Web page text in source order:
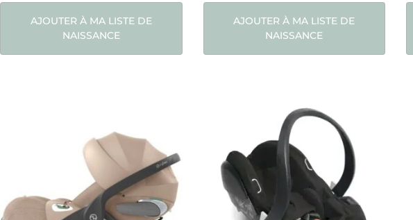
AJOUTER À MA LISTE DE
NAISSANCE
AJOUTER À MA LISTE DE
NAISSANCE